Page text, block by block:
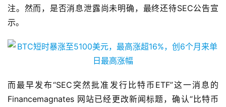
注。然而，是否消息泄露尚未明确，最终还待SEC公告宣
示。
而最早发布“SEC突然批准发行比特币ETF”这一消息的
Financemagnates 网站已经更改新闻标题，确认“比特币